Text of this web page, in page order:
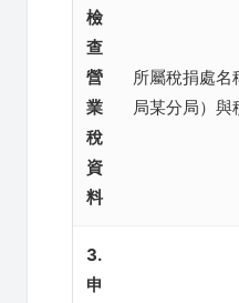
檢
查
營
業
稅
資
料
所屬稅捐處名
局某分局）與
3.
申